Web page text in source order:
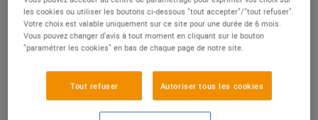
un succès
NOTRE MODÈLE
E.Leclerc, mobilisé contre les
cancers pédiatriques
les cookies ou utiliser les boutons ci-dessous "tout accepter"/"tout refuser".
Votre choix est valable uniquement sur ce site pour une durée de 6 mois.
Vous pouvez changer d'avis à tout moment en cliquant sur le bouton
"paramétrer les cookies" en bas de chaque page de notre site.
Tout refuser Autoriser tous les cookies